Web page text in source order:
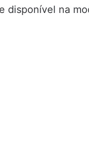
disponível na